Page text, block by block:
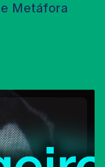
Metáfora